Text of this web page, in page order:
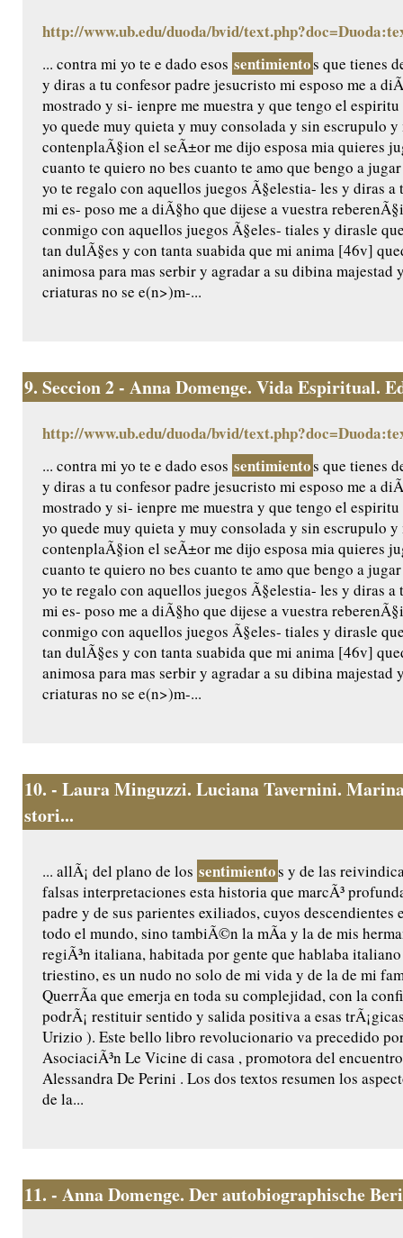
http://www.ub.edu/duoda/bvid/
... contra mi yo te e dado esos sentimientos que tienes
y diras a tu confesor padre jesucristo mi esposo me a
mostrado y si- ienpre me muestra y que tengo el
yo quede muy quieta y muy consolada y sin escrupulo y
contenplaÃ§ion el seÃ±or me dijo esposa mia quieres
cuanto te quiero no bes cuanto te amo que bengo a
yo te regalo con aquellos juegos Ã§elestia- les y diras
mi es- poso me a diÃ§ho que dijese a vuestra
conmigo con aquellos juegos Ã§eles- tiales y dirasle
tan dulÃ§es y con tanta suabida que mi anima [46v]
animosa para mas serbir y agradar a su dibina majestad
criaturas no se e(n>)m-...
9. Seccion 2 - Anna Domenge. Vida Espiritual.
http://www.ub.edu/duoda/bvid/
... contra mi yo te e dado esos sentimientos que tienes
y diras a tu confesor padre jesucristo mi esposo me a
mostrado y si- ienpre me muestra y que tengo el
yo quede muy quieta y muy consolada y sin escrupulo y
contenplaÃ§ion el seÃ±or me dijo esposa mia quieres
cuanto te quiero no bes cuanto te amo que bengo a
yo te regalo con aquellos juegos Ã§elestia- les y diras
mi es- poso me a diÃ§ho que dijese a vuestra
conmigo con aquellos juegos Ã§eles- tiales y dirasle
tan dulÃ§es y con tanta suabida que mi anima [46v]
animosa para mas serbir y agradar a su dibina majestad
criaturas no se e(n>)m-...
10. - Laura Minguzzi. Luciana Tavernini.
stori...
... allÃ¡ del plano de los sentimientos y de las
falsas interpretaciones esta historia que marcÃ³
padre y de sus parientes exiliados, cuyos descendientes
todo el mundo, sino tambiÃ©n la mÃ­a y la de mis
regiÃ³n italiana, habitada por gente que hablaba
triestino, es un nudo no solo de mi vida y de la de mi
QuerrÃ­a que emerja en toda su complejidad, con la
podrÃ¡ restituir sentido y salida positiva a esas
Urizio ). Este bello libro revolucionario va precedido
AsociaciÃ³n Le Vicine di casa , promotora del
Alessandra De Perini . Los dos textos resumen los
de la...
11. - Anna Domenge. Der autobiographische